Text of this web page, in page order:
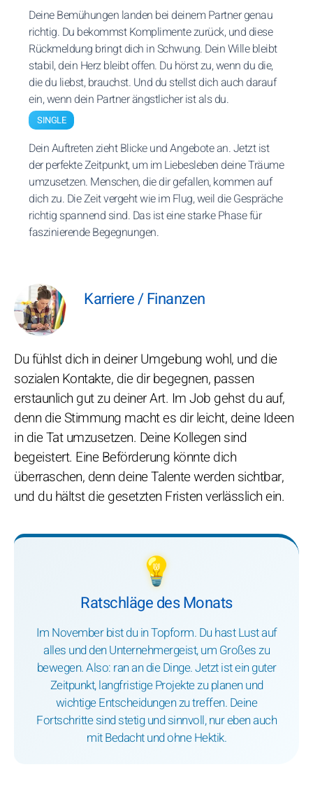
Deine Bemühungen landen bei deinem Partner genau
richtig. Du bekommst Komplimente zurück, und diese
Rückmeldung bringt dich in Schwung. Dein Wille bleibt
stabil, dein Herz bleibt offen. Du hörst zu, wenn du die,
die du liebst, brauchst. Und du stellst dich auch darauf
ein, wenn dein Partner ängstlicher ist als du.
SINGLE
Dein Auftreten zieht Blicke und Angebote an. Jetzt ist
der perfekte Zeitpunkt, um im Liebesleben deine Träume
umzusetzen. Menschen, die dir gefallen, kommen auf
dich zu. Die Zeit vergeht wie im Flug, weil die Gespräche
richtig spannend sind. Das ist eine starke Phase für
faszinierende Begegnungen.
Karriere / Finanzen
Du fühlst dich in deiner Umgebung wohl, und die
sozialen Kontakte, die dir begegnen, passen
erstaunlich gut zu deiner Art. Im Job gehst du auf,
denn die Stimmung macht es dir leicht, deine Ideen
in die Tat umzusetzen. Deine Kollegen sind
begeistert. Eine Beförderung könnte dich
überraschen, denn deine Talente werden sichtbar,
und du hältst die gesetzten Fristen verlässlich ein.
💡
Ratschläge des Monats
Im November bist du in Topform. Du hast Lust auf
alles und den Unternehmergeist, um Großes zu
bewegen. Also: ran an die Dinge. Jetzt ist ein guter
Zeitpunkt, langfristige Projekte zu planen und
wichtige Entscheidungen zu treffen. Deine
Fortschritte sind stetig und sinnvoll, nur eben auch
mit Bedacht und ohne Hektik.